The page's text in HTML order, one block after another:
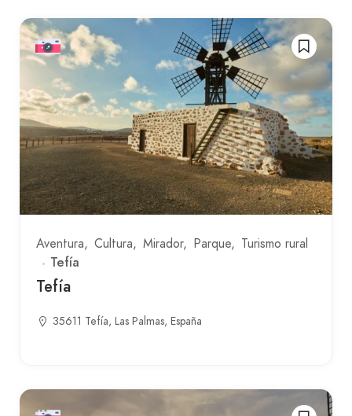
Aventura Cultura Mirador Parque Turismo rural
Tefía
Tefía
35611 Tefía, Las Palmas, España